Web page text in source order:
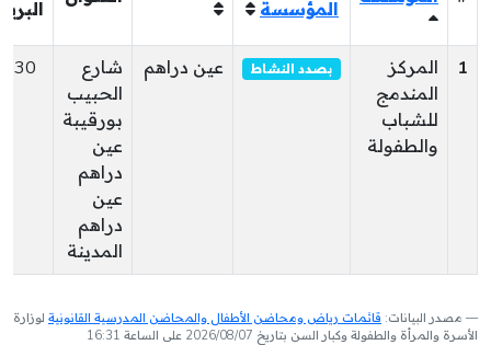
المؤسسة
1
المركز
المندمج
للشباب
والطفولة
بصدد النشاط عين دراهم
شارع
الحبيب
بورقيبة
عين
دراهم
عين
دراهم
المدينة
مصدر البيانات: قائمات رياض ومحاضن الأطفال والمحاضن المدرسية القانونية لوزارة
الأسرة والمرأة والطفولة وكبار السن بتاريخ 2026/08/07 على الساعة 16:31